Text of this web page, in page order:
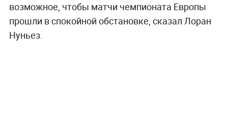
возможное, чтобы матчи чемпионата Европы
прошли в спокойной обстановке, сказал Лоран
Нуньез.